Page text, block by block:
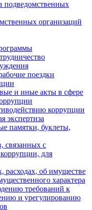
подведомственных
организаций
поездки
и иные акты в сфере
коррупции
экспертиза
памятки, буклеты,
связанных с
для
расходах, об имуществе
характера
требований к
и урегулированию